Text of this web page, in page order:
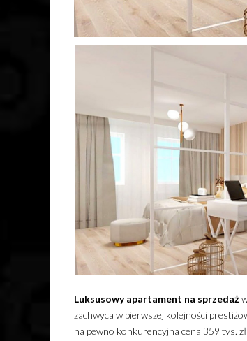
Luksusowy apartament na sprzedaż
zachwyca w pierwszej kolejności
na pewno konkurencyjna cena 359 tys.